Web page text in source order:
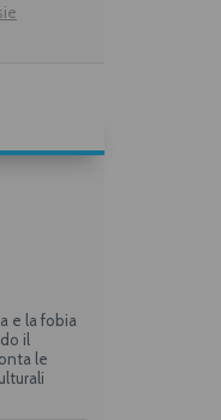
e la fobia
il
le